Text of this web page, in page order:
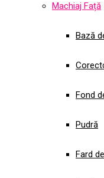
Machiaj Față
Bază
Fond
Pudră
Fard